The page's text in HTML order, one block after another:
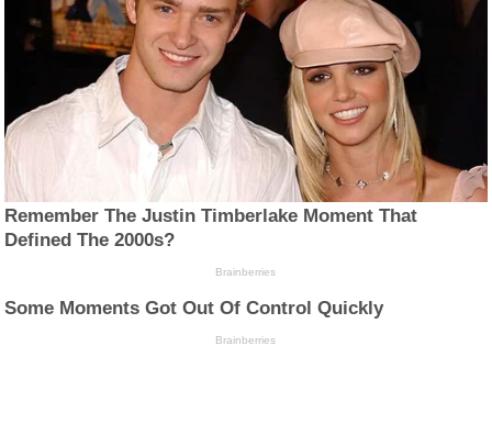
Remember The Justin Timberlake Moment That
Defined The 2000s?
Brainberries
Some Moments Got Out Of Control Quickly
Brainberries